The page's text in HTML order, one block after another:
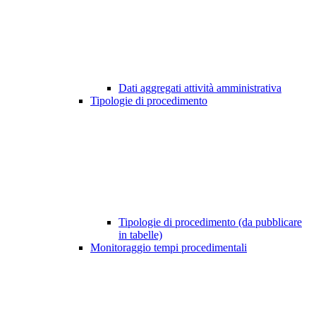
Dati aggregati attività amministrativa
Tipologie di procedimento
Tipologie di procedimento (da pubblicare
in tabelle)
Monitoraggio tempi procedimentali